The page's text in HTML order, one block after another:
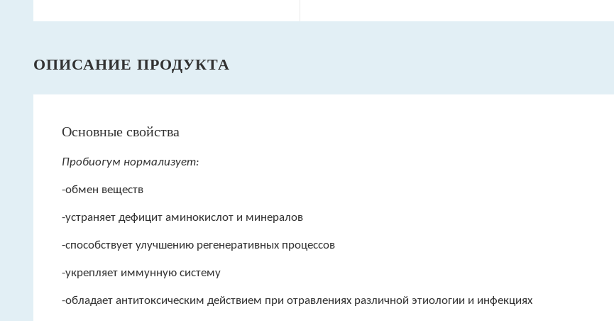
ОПИСАНИЕ ПРОДУКТА
Основные свойства
Пробиогум нормализует:
-обмен веществ
-устраняет дефицит аминокислот и минералов
-способствует улучшению регенеративных процессов
-укрепляет иммунную систему
-обладает антитоксическим действием при отравлениях различной этиологии и инфекциях